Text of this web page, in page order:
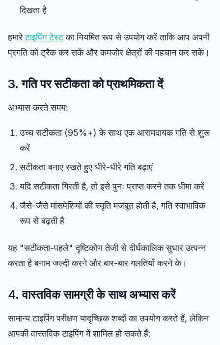
दिखता है
हमारेटाइपिंग टेस्टका नियमित रूप से उपयोग करें ताकि आप अपनी
प्रगति को ट्रैक कर सकें और कमजोर क्षेत्रों की पहचान कर सकें।
3. गति पर सटीकता को प्राथमिकता दें
अभ्यास करते समय:
उच्च सटीकता (95%+) के साथ एक आरामदायक गति से शुरू
करें
सटीकता बनाए रखते हुए धीरे-धीरे गति बढ़ाएं
यदि सटीकता गिरती है, तो इसे पुनः प्राप्त करने तक धीमा करें
जैसे-जैसे मांसपेशियों की स्मृति मजबूत होती है, गति स्वाभाविक
रूप से बढ़ती है
यह "सटीकता-पहले" दृष्टिकोण तेजी से दीर्घकालिक सुधार उत्पन्न
करता है बनाम जल्दी करने और बार-बार गलतियाँ करने के।
4. वास्तविक सामग्री के साथ अभ्यास करें
सामान्य टाइपिंग परीक्षण यादृच्छिक शब्दों का उपयोग करते हैं, लेकिन
आपकी वास्तविक टाइपिंग में शामिल हो सकते हैं: